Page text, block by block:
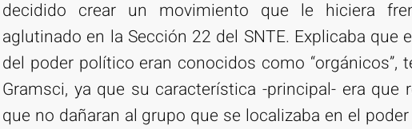
decidido crear un movimiento que le hiciera
aglutinado en la Sección 22 del SNTE. Explicaba
del poder político eran conocidos como “orgánicos”,
Gramsci, ya que su característica -principal- era que
que no dañaran al grupo que se localizaba en el